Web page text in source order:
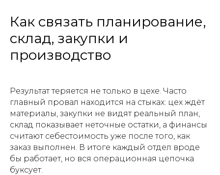
Как связать планирование,
склад, закупки и
производство
Результат теряется не только в цехе. Часто
главный провал находится на стыках: цех ждёт
материалы, закупки не видят реальный план,
склад показывает неточные остатки, а финансы
считают себестоимость уже после того, как
заказ выполнен. В итоге каждый отдел вроде
бы работает, но вся операционная цепочка
буксует.